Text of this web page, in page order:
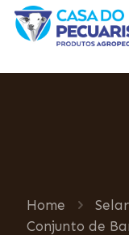
Home
Conjunto de